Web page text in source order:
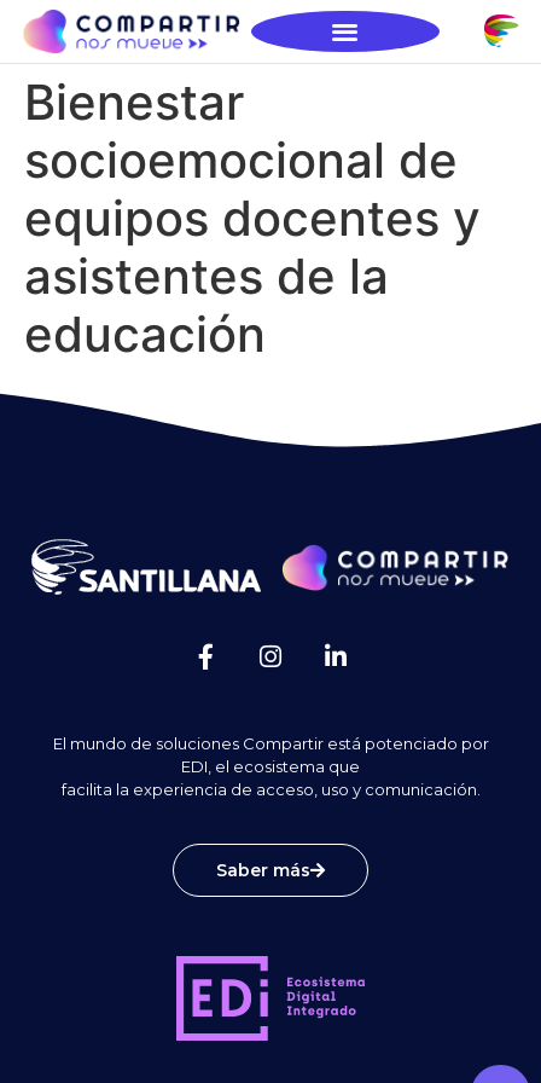
Bienestar
socioemocional de
equipos docentes y
asistentes de la
educación
El mundo de soluciones Compartir está potenciado por
EDI, el ecosistema que
facilita la experiencia de acceso, uso y comunicación.
Saber más